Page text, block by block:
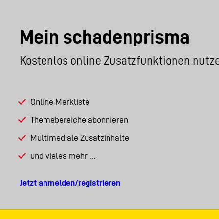
Mein schadenprisma
Kostenlos online Zusatzfunktionen
Online Merkliste
Themebereiche abonnieren
Multimediale Zusatzinhalte
und vieles mehr …
Jetzt anmelden/registrieren